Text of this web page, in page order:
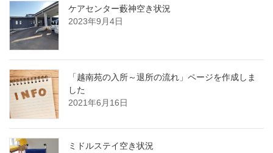
ケアセンター藪神空き状況
2023年9月4日
「越南苑の入所～退所の流れ」ページを作成しま
した
2021年6月16日
ミドルステイ空き状況